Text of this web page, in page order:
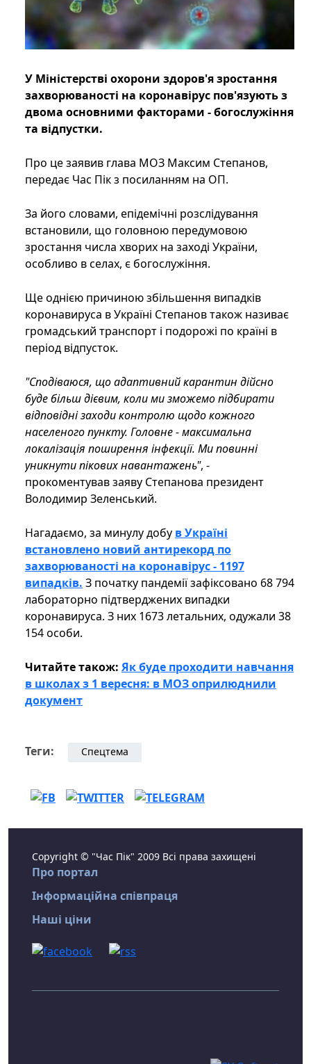
У Міністерстві охорони здоров'я зростання
захворюваності на коронавірус пов'язують з
двома основними факторами - богослужіння
та відпустки.
Про це заявив глава МОЗ Максим Степанов,
передає Час Пік з посиланням на ОП.
За його словами, епідемічні розслідування
встановили, що головною передумовою
зростання числа хворих на заході України,
особливо в селах, є богослужіння.
Ще однією причиною збільшення випадків
коронавируса в Україні Степанов також називає
громадський транспорт і подорожі по країні в
період відпусток.
"Сподіваюся, що адаптивний карантин дійсно
буде більш дієвим, коли ми зможемо підбирати
відповідні заходи контролю щодо кожного
населеного пункту. Головне - максимальна
локалізація поширення інфекції. Ми повинні
уникнути пікових навантажень", -
прокоментував заяву Степанова президент
Володимир Зеленський.
Нагадаємо, за минулу добу в Україні
встановлено новий антирекорд по
захворюваності на коронавірус - 1197
випадків. З початку пандемії зафіксовано 68 794
лабораторно підтверджених випадки
коронавируса. З них 1673 летальних, одужали 38
154 особи.
Читайте також: Як буде проходити навчання
в школах з 1 вересня: в МОЗ оприлюднили
документ
Теги: Спецтема
Copyright © "Час Пік" 2009 Всі права захищені
Про портал
Інформаційна співпраця
Наші ціни